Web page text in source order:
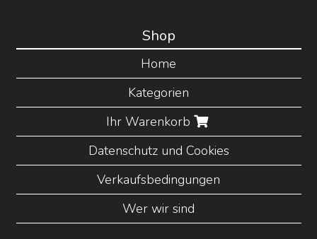
Shop
Home
Kategorien
Ihr Warenkorb
Datenschutz und Cookies
Verkaufsbedingungen
Wer wir sind